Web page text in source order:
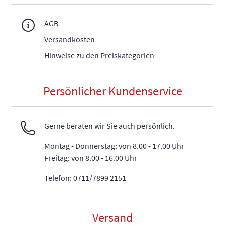
AGB
Versandkosten
Hinweise zu den Preiskategorien
Persönlicher Kundenservice
Gerne beraten wir Sie auch persönlich.
Montag - Donnerstag: von 8.00 - 17.00 Uhr
Freitag: von 8.00 - 16.00 Uhr
Telefon: 0711/7899 2151
Versand